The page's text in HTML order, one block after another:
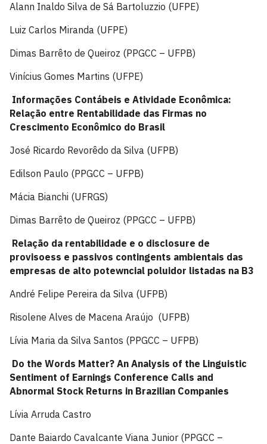
Alann Inaldo Silva de Sá Bartoluzzio (UFPE)
Luiz Carlos Miranda (UFPE)
Dimas Barrêto de Queiroz (PPGCC – UFPB)
Vinícius Gomes Martins (UFPE)
Informações Contábeis e Atividade Econômica:
Relação entre Rentabilidade das Firmas no
Crescimento Econômico do Brasil
José Ricardo Revorêdo da Silva (UFPB)
Edilson Paulo (PPGCC – UFPB)
Mácia Bianchi (UFRGS)
Dimas Barrêto de Queiroz (PPGCC – UFPB)
Relação da rentabilidade e o disclosure de
provisoess e passivos contingents ambientais das
empresas de alto potewncial poluidor listadas na B3
André Felipe Pereira da Silva (UFPB)
Risolene Alves de Macena Araújo (UFPB)
Lívia Maria da Silva Santos (PPGCC – UFPB)
Do the Words Matter? An Analysis of the Linguistic
Sentiment of Earnings Conference Calls and
Abnormal Stock Returns in Brazilian Companies
Lívia Arruda Castro
Dante Baiardo Cavalcante Viana Junior (PPGCC –